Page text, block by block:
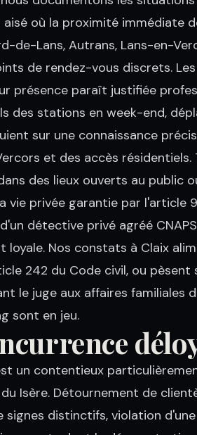
où la proximité immédiate
de-Lans, Autrans, Lans-en-
de rendez-vous discrets.
présence paraît justifiée
des stations en week-end,
sur une connaissance
et des accès
des lieux ouverts au public
privée garantie par l'article 9
détective privé agréé
loyale. Nos constats à Claix
242 du Code civil, ou
le juge aux affaires
sont en jeu.
un contentieux
Isère. Détournement de
distinctifs, violation